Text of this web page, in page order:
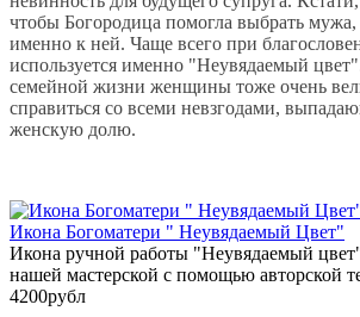
чтобы Богородица помогла выбрать
именно к ней. Чаще всего при
используется именно "Неувядаемый
семейной жизни женщины тоже очень
справиться со всеми невзгодами,
женскую долю.
Икона Богоматери " Неувядаемый Цвет"
Икона ручной работы "Неувядаемый
нашей мастерской с помощью авторской
4200рубл